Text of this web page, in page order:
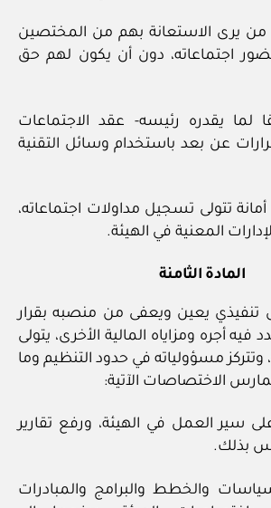
يرى الاستعانة بهم من المختصين
اجتماعاته، دون أن يكون لهم حق
لما يقدره رئيسه- عقد الاجتماعات
عن بعد باستخدام وسائل التقنية
تتولى تسجيل مداولات اجتماعاته،
المعنية في الهيئة.
المادة الثامنة
تنفيذي يعين ويعفى من منصبه بقرار
أجره ومزاياه المالية الأخرى، يتولى
وتتركز مسؤولياته في حدود التنظيم وما
الاختصاصات الآتية:
سير العمل في الهيئة، ورفع تقارير
بذلك.
والخطط والبرامج والمبادرات